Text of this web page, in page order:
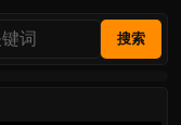
搜索